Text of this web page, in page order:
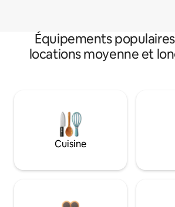
Équipements
locations moyenne et
Cuisine